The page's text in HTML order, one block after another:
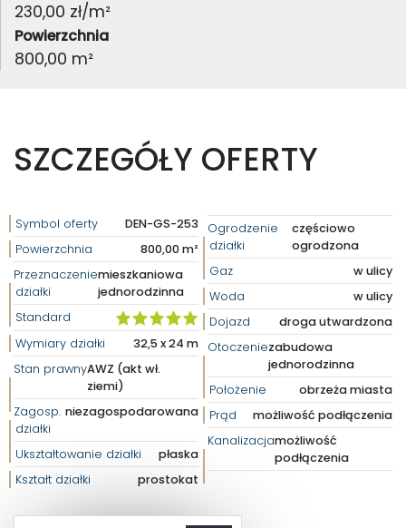
230,00 zł/m²
Powierzchnia
800,00 m²
SZCZEGÓŁY OFERTY
Symbol oferty
DEN-GS-253
Powierzchnia
800,00 m²
Przeznaczenie
działki
mieszkaniowa
jednorodzinna
Standard
Wymiary działki
32,5 x 24 m
Stan prawnyAWZ (akt wł.
ziemi)
Zagosp.
działki
niezagospodarowana
Ukształtowanie działki
płaska
Kształt działki
prostokat
Ogrodzenie
działki
częściowo
ogrodzona
Gaz
w ulicy
Woda
w ulicy
Dojazd
droga utwardzona
Otoczeniezabudowa
jednorodzinna
Położenie
obrzeża miasta
Prąd
możliwość podłączenia
Kanalizacjamożliwość
podłączenia